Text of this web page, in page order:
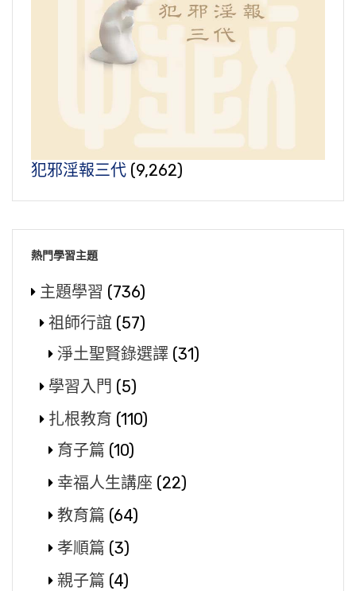
犯邪淫報三代 (9,262)
熱門學習主題
主題學習 (736)
祖師行誼 (57)
淨土聖賢錄選譯 (31)
學習入門 (5)
扎根教育 (110)
育子篇 (10)
幸福人生講座 (22)
教育篇 (64)
孝順篇 (3)
親子篇 (4)